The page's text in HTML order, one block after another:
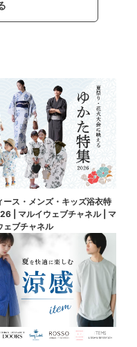
ース・メンズ・キッズ浴衣特
| マルイウェブチャネル | マ
ェブチャネル